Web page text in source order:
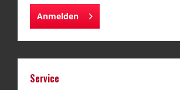
Anmelden
Service